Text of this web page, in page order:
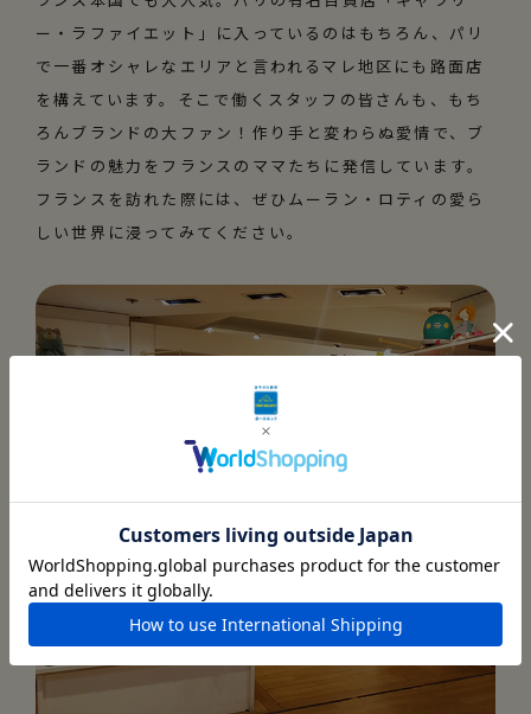
ー・ラファイエット」に入っているのはもちろん、パリ
で一番オシャレなエリアと言われるマレ地区にも路面店
を構えています。そこで働くスタッフの皆さんも、もち
ろんブランドの大ファン！作り手と変わらぬ愛情で、ブ
ランドの魅力をフランスのママたちに発信しています。
フランスを訪れた際には、ぜひムーラン・ロティの愛ら
しい世界に浸ってみてください。